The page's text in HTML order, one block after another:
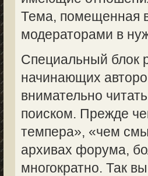
Тема, помещенная
модераторами в
Специальный блок
начинающих
внимательно
поиском. Прежде
темпера», «чем
архивах форума,
многократно. Так